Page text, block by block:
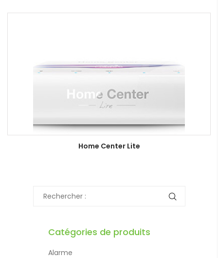
Home Center Lite
Catégories de produits
Alarme